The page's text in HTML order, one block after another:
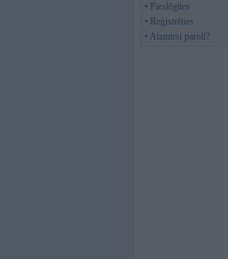
• Pieslēgties
• Reģistrēties
• Aizmirsi paroli?